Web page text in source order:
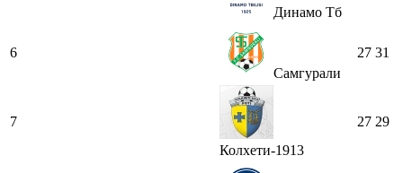
Динамо Тб
6
Самгурали
27 31
7
Колхети-1913
27 29